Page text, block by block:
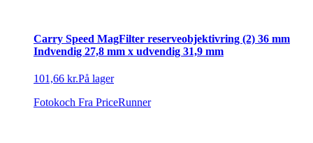
Carry Speed MagFilter reserveobjektivring (2) 36 mm
Indvendig 27,8 mm x udvendig 31,9 mm
101,66 kr.På lager
Fotokoch Fra PriceRunner